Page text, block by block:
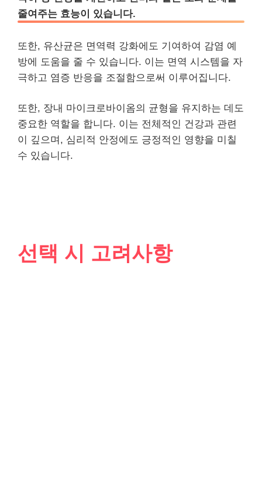
줄여주는 효능이 있습니다.
또한, 유산균은 면역력 강화에도 기여하여 감염 예
방에 도움을 줄 수 있습니다. 이는 면역 시스템을 자
극하고 염증 반응을 조절함으로써 이루어집니다.
또한, 장내 마이크로바이옴의 균형을 유지하는 데도
중요한 역할을 합니다. 이는 전체적인 건강과 관련
이 깊으며, 심리적 안정에도 긍정적인 영향을 미칠
수 있습니다.
선택 시 고려사항